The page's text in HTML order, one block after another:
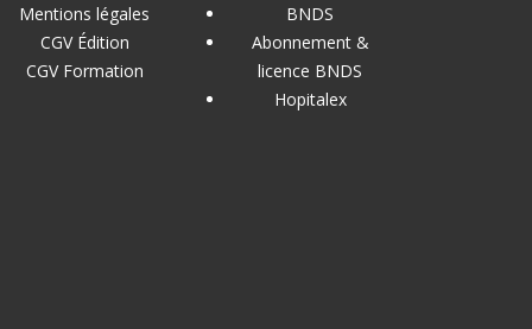
Mentions légales
CGV Édition
CGV Formation
BNDS
Abonnement &
licence BNDS
Hopitalex